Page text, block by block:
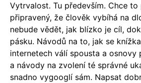
Vytrvalost. Tu především. Chce
připravený, že člověk vybíhá na
nebude vědět, jak blízko je cíl,
pásku. Návodů na to, jak se
internetech válí spousta a osnovy
a návody na zvolení té správné
snadno vygooglí sám. Napsat